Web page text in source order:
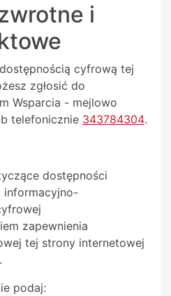
i
cyfrową tej
zgłosić do
Wsparcia - mejlowo
telefonicznie 343784304.
dostępności
informacyjno-
zapewnienia
tej strony internetowej
podaj: